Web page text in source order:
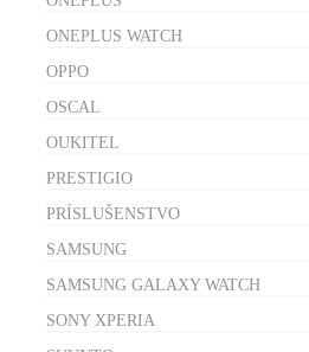
ONEPLUS WATCH
OPPO
OSCAL
OUKITEL
PRESTIGIO
PRÍSLUŠENSTVO
SAMSUNG
SAMSUNG GALAXY WATCH
SONY XPERIA